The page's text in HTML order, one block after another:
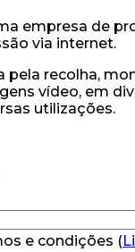
empresa de
via internet.
pela recolha,
vídeo, em
utilizações.
e condições (